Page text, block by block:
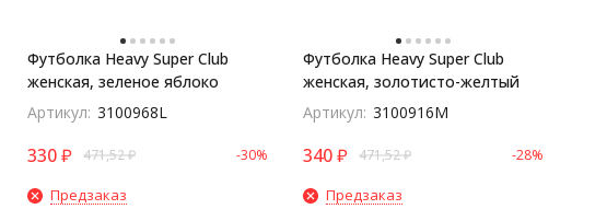
Футболка Heavy Super Club
женская, зеленое яблоко
Артикул: 3100968L
330₽ 471,52₽ -30%
Предзаказ
Футболка Heavy Super Club
женская, золотисто-желтый
Артикул: 3100916M
340₽ 471,52₽ -28%
Предзаказ